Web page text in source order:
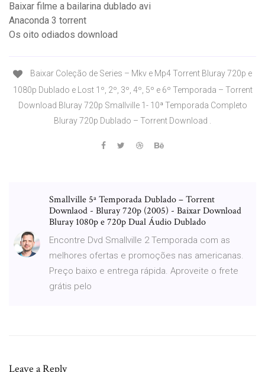
Baixar filme a bailarina dublado avi
Anaconda 3 torrent
Os oito odiados download
Baixar Coleção de Series – Mkv e Mp4 Torrent Bluray 720p e
1080p Dublado e Lost 1º, 2º, 3º, 4º, 5º e 6º Temporada – Torrent
Download Bluray 720p Smallville 1- 10ª Temporada Completo
Bluray 720p Dublado – Torrent Download .
Smallville 5ª Temporada Dublado – Torrent
Downlaod - Bluray 720p (2005) - Baixar Download
Bluray 1080p e 720p Dual Áudio Dublado
Encontre Dvd Smallville 2 Temporada com as
melhores ofertas e promoções nas americanas.
Preço baixo e entrega rápida. Aproveite o frete
grátis pelo
Leave a Reply